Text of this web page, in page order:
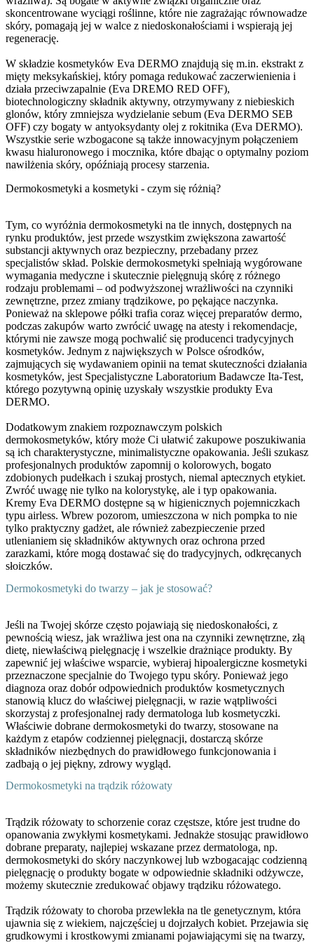
skoncentrowane wyciągi roślinne, które nie zagrażając równowadze
skóry, pomagają jej w walce z niedoskonałościami i wspierają jej
regenerację.
W składzie kosmetyków Eva DERMO znajdują się m.in. ekstrakt z
mięty meksykańskiej, który pomaga redukować zaczerwienienia i
działa przeciwzapalnie (Eva DREMO RED OFF),
biotechnologiczny składnik aktywny, otrzymywany z niebieskich
glonów, który zmniejsza wydzielanie sebum (Eva DERMO SEB
OFF) czy bogaty w antyoksydanty olej z rokitnika (Eva DERMO).
Wszystkie serie wzbogacone są także innowacyjnym połączeniem
kwasu hialuronowego i mocznika, które dbając o optymalny poziom
nawilżenia skóry, opóźniają procesy starzenia.
Dermokosmetyki a kosmetyki - czym się różnią?
Tym, co wyróżnia dermokosmetyki na tle innych, dostępnych na
rynku produktów, jest przede wszystkim zwiększona zawartość
substancji aktywnych oraz bezpieczny, przebadany przez
specjalistów skład. Polskie dermokosmetyki spełniają wygórowane
wymagania medyczne i skutecznie pielęgnują skórę z różnego
rodzaju problemami – od podwyższonej wrażliwości na czynniki
zewnętrzne, przez zmiany trądzikowe, po pękające naczynka.
Ponieważ na sklepowe półki trafia coraz więcej preparatów dermo,
podczas zakupów warto zwrócić uwagę na atesty i rekomendacje,
którymi nie zawsze mogą pochwalić się producenci tradycyjnych
kosmetyków. Jednym z największych w Polsce ośrodków,
zajmujących się wydawaniem opinii na temat skuteczności działania
kosmetyków, jest Specjalistyczne Laboratorium Badawcze Ita-Test,
którego pozytywną opinię uzyskały wszystkie produkty Eva
DERMO.
Dodatkowym znakiem rozpoznawczym polskich
dermokosmetyków, który może Ci ułatwić zakupowe poszukiwania
są ich charakterystyczne, minimalistyczne opakowania. Jeśli szukasz
profesjonalnych produktów zapomnij o kolorowych, bogato
zdobionych pudełkach i szukaj prostych, niemal aptecznych etykiet.
Zwróć uwagę nie tylko na kolorystykę, ale i typ opakowania.
Kremy Eva DERMO dostępne są w higienicznych pojemniczkach
typu airless. Wbrew pozorom, umieszczona w nich pompka to nie
tylko praktyczny gadżet, ale również zabezpieczenie przed
utlenianiem się składników aktywnych oraz ochrona przed
zarazkami, które mogą dostawać się do tradycyjnych, odkręcanych
słoiczków.
Dermokosmetyki do twarzy – jak je stosować?
Jeśli na Twojej skórze często pojawiają się niedoskonałości, z
pewnością wiesz, jak wrażliwa jest ona na czynniki zewnętrzne, złą
dietę, niewłaściwą pielęgnację i wszelkie drażniące produkty. By
zapewnić jej właściwe wsparcie, wybieraj hipoalergiczne kosmetyki
przeznaczone specjalnie do Twojego typu skóry. Ponieważ jego
diagnoza oraz dobór odpowiednich produktów kosmetycznych
stanowią klucz do właściwej pielęgnacji, w razie wątpliwości
skorzystaj z profesjonalnej rady dermatologa lub kosmetyczki.
Właściwie dobrane dermokosmetyki do twarzy, stosowane na
każdym z etapów codziennej pielęgnacji, dostarczą skórze
składników niezbędnych do prawidłowego funkcjonowania i
zadbają o jej piękny, zdrowy wygląd.
Dermokosmetyki na trądzik różowaty
Trądzik różowaty to schorzenie coraz częstsze, które jest trudne do
opanowania zwykłymi kosmetykami. Jednakże stosując prawidłowo
dobrane preparaty, najlepiej wskazane przez dermatologa, np.
dermokosmetyki do skóry naczynkowej lub wzbogacając codzienną
pielęgnację o produkty bogate w odpowiednie składniki odżywcze,
możemy skutecznie zredukować objawy trądziku różowatego.
Trądzik różowaty to choroba przewlekła na tle genetycznym, która
ujawnia się z wiekiem, najczęściej u dojrzałych kobiet. Przejawia się
grudkowymi i krostkowymi zmianami pojawiającymi się na twarzy,